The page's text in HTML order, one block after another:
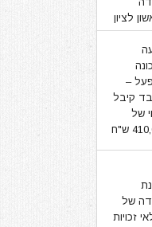
לציון
–
קיבל
של
ש"ח
של
זכויות